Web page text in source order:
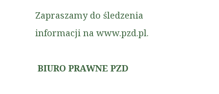
Zapraszamy do śledzenia
informacji na www.pzd.pl.
BIURO PRAWNE PZD